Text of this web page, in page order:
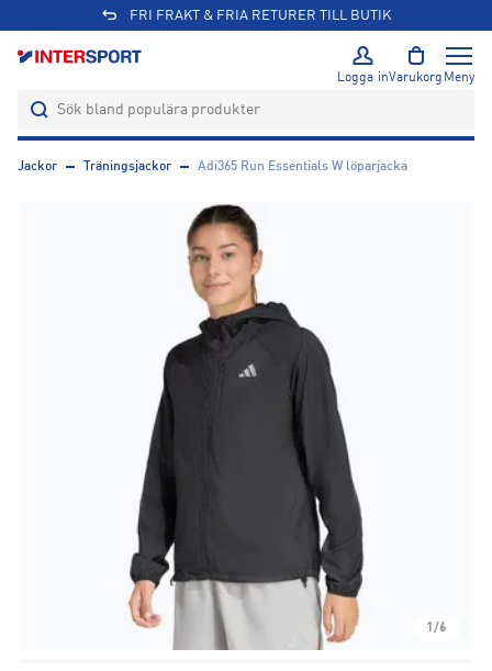
FRI FRAKT & FRIA RETURER TILL BUTIK
Logga inVarukorg Meny
Jackor Träningsjackor Adi365 Run Essentials W löparjacka
1/6